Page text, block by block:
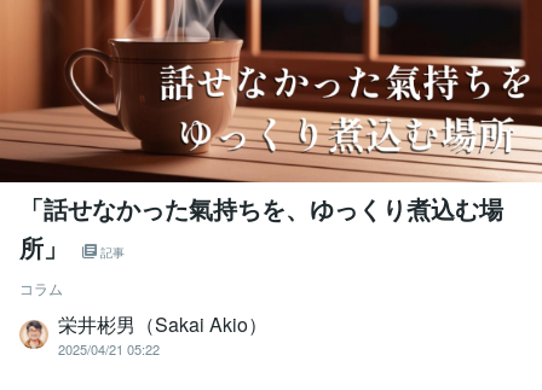
「話せなかった氣持ちを、ゆっくり煮込む場
所」
記事
コラム
栄井彬男（Sakai Akio）
2025/04/21 05:22